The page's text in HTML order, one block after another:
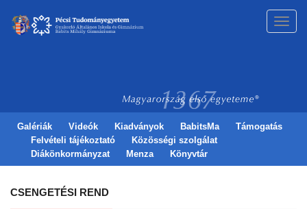
Galériák Videók Kiadványok BabitsMa
Támogatás
Felvételi tájékoztató
Közösségi szolgálat
Diákönkormányzat
Menza Könyvtár
CSENGETÉSI REND